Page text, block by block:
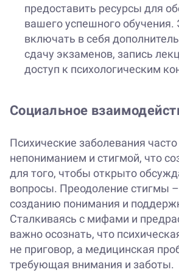
предоставить ресурсы для
вашего успешного
включать в себя
сдачу экзаменов, запись
доступ к психологическим
Социальное
Психические заболевания
непониманием и стигмой, что
для того, чтобы открыто
вопросы. Преодоление стигмы
созданию понимания и
Сталкиваясь с мифами и
важно осознать, что
не приговор, а медицинская
требующая внимания и заботы.